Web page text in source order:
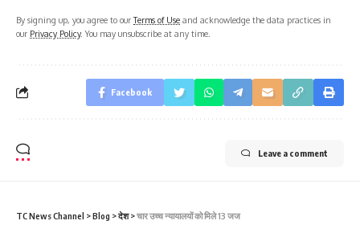
By signing up, you agree to ourTerms of Use and acknowledge the data practices in
our Privacy Policy. You may unsubscribe at any time.
Facebook
Leave a comment
TC News Channel >Blog >देश>चार उच्च न्यायालयों को मिले 13 जज